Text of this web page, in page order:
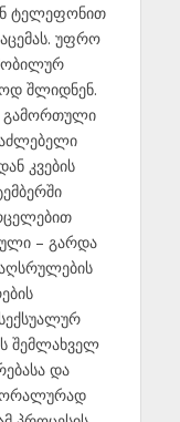
ტელეფონით
უფრო
შლიდნენ.
გამორთული
კვების
– გარდა
შემლახველ
და